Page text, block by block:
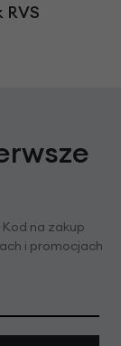
na zakup
i promocjach